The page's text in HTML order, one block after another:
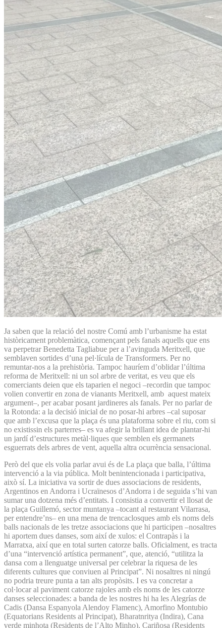
Ja saben que la relació del nostre Comú amb l’urbanisme ha estat
històricament problemàtica, començant pels fanals aquells que ens
va perpetrar Benedetta Tagliabue per a l’avinguda Meritxell, que
semblaven sortides d’una pel·lícula de Transformers. Per no
remuntar-nos a la prehistòria. Tampoc hauríem d’oblidar l’última
reforma de Meritxell: ni un sol arbre de veritat, es veu que els
comerciants deien que els taparien el negoci –recordin que tampoc
volien convertir en zona de vianants Meritxell, amb aquest mateix
argument–, per acabar posant jardineres als fanals. Per no parlar de
la Rotonda: a la decisió inicial de no posar-hi arbres –cal suposar
que amb l’excusa que la plaça és una plataforma sobre el riu, com si
no existissin els parterres– es va afegir la brillant idea de plantar-hi
un jardí d’estructures metàl·liques que semblen els germanets
esguerrats dels arbres de vent, aquella altra ocurrència sensacional.
Però del que els volia parlar avui és de La plaça que balla, l’última
intervenció a la via pública. Molt benintencionada i participativa,
això sí. La iniciativa va sortir de dues associacions de residents,
Argentinos en Andorra i Ucraïnesos d’Andorra i de seguida s’hi van
sumar una dotzena més d’entitats. I consistia a convertir el llosat de
la plaça Guillemó, sector muntanya –tocant al restaurant Vilarrasa,
per entendre’ns– en una mena de trencaclosques amb els noms dels
balls nacionals de les tretze associacions que hi participen –nosaltres
hi aportem dues danses, som així de xulos: el Contrapàs i la
Marratxa, així que en total surten catorze balls. Oficialment, es tracta
d’una “intervenció artística permanent”, que, atenció, “utilitza la
dansa com a llenguatge universal per celebrar la riquesa de les
diferents cultures que conviuen al Principat”. Ni nosaltres ni ningú
no podria treure punta a tan alts propòsits. I es va concretar a
col·locar al paviment catorze rajoles amb els noms de les catorze
danses seleccionades: a banda de les nostres hi ha les Alegrías de
Cadis (Dansa Espanyola Alendoy Flamenc), Amorfino Montubio
(Equatorians Residents al Principat), Bharatnritya (Indira), Cana
verde minhota (Residents de l’Alto Minho), Cariñosa (Residents